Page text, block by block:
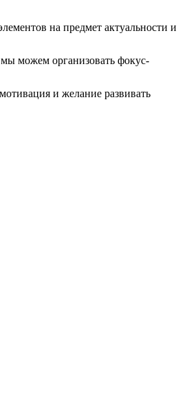
на предмет актуальности и
можем организовать фокус-
и желание развивать